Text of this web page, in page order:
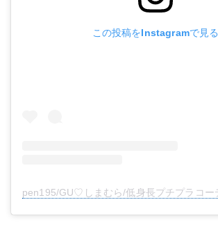
この投稿をInstagramで見る